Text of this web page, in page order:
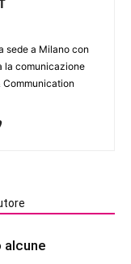
sede a Milano con
la comunicazione
alcune